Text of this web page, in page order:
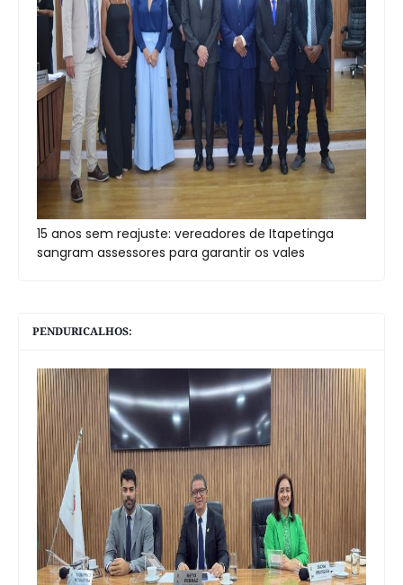
15 anos sem reajuste: vereadores de Itapetinga
sangram assessores para garantir os vales
PENDURICALHOS: